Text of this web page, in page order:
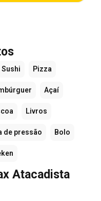
Sushi Pizza
Açaí
Livros
de pressão Bolo
Atacadista